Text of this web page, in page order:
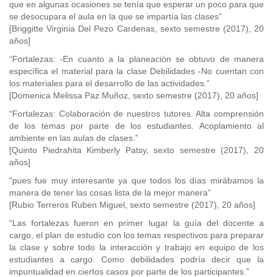
que en algunas ocasiones se tenía que esperar un poco para que
se desocupara el aula en la que se impartía las clases”
[Briggitte Virginia Del Pezo Cardenas, sexto semestre (2017), 20
años]
“Fortalezas: -En cuanto a la planeación se obtuvo de manera
específica el material para la clase Debilidades -No cuentan con
los materiales para el desarrollo de las actividades.”
[Domenica Melissa Paz Muñoz, sexto semestre (2017), 20 años]
“Fortalezas: Colaboración de nuestros tutores. Alta comprensión
de los temas por parte de los estudiantes. Acoplamiento al
ambiente en las aulas de clases.”
[Quinto Piedrahita Kimberly Patsy, sexto semestre (2017), 20
años]
“pues fue muy interesante ya que todos los días mirábamos la
manera de tener las cosas lista de la mejor manera”
[Rubio Terreros Ruben Miguel, sexto semestre (2017), 20 años]
“Las fortalezas fueron en primer lugar la guía del docente a
cargo, el plan de estudio con los temas respectivos para preparar
la clase y sobre todo la interacción y trabajo en equipo de los
estudiantes a cargo. Como debilidades podría decir que la
impuntualidad en ciertos casos por parte de los participantes.”